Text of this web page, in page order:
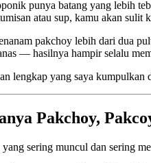
punya batang yang lebih
atau sup, kamu akan sulit
pakchoy lebih dari dua
— hasilnya hampir selalu
lengkap yang saya kumpulkan
Pakchoy,
sering muncul dan sering